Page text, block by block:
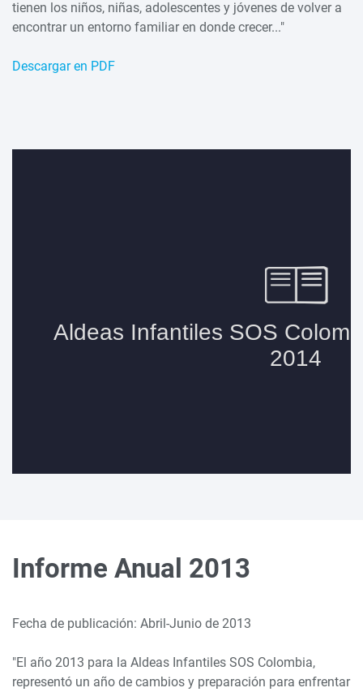
tienen los niños, niñas, adolescentes y jóvenes de volver a
encontrar un entorno familiar en donde crecer..."
Descargar en PDF
Informe Anual 2013
Fecha de publicación: Abril-Junio de 2013
"El año 2013 para la Aldeas Infantiles SOS Colombia,
representó un año de cambios y preparación para enfrentar